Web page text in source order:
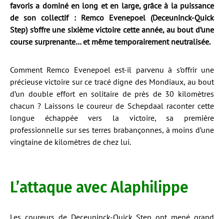
favoris a dominé en long et en large, grâce à la puissance
de son collectif : Remco Evenepoel (Deceuninck-Quick
Step) s’offre une sixième victoire cette année, au bout d’une
course surprenante… et même temporairement neutralisée.
Comment Remco Evenepoel est-il parvenu à s’offrir une
précieuse victoire sur ce tracé digne des Mondiaux, au bout
d’un double effort en solitaire de près de 30 kilomètres
chacun ? Laissons le coureur de Schepdaal raconter cette
longue échappée vers la victoire, sa première
professionnelle sur ses terres brabançonnes, à moins d’une
vingtaine de kilomètres de chez lui.
L’attaque avec Alaphilippe
Les coureurs de Deceuninck-Quick Step ont mené grand